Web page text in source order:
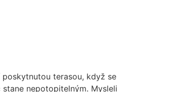
terasou, když se
nepotopitelným. Mysleli